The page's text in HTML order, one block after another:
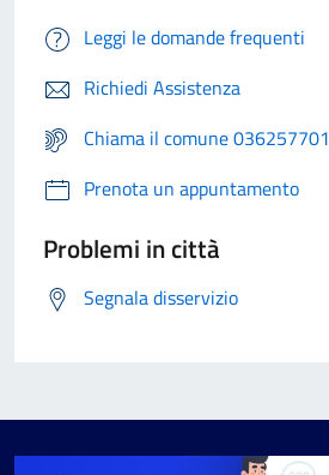
Leggi le domande frequenti
Richiedi Assistenza
Chiama il comune 036257701
Prenota un appuntamento
Problemi in città
Segnala disservizio